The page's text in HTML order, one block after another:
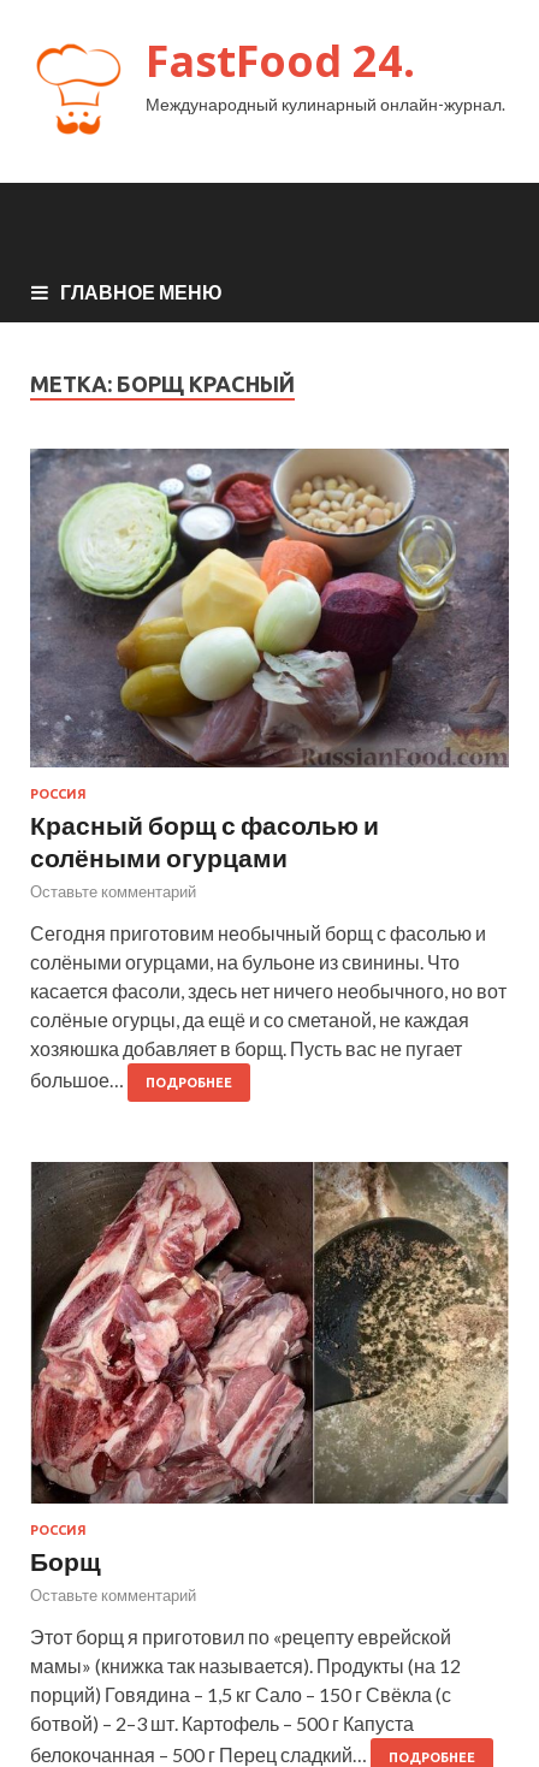
FastFood 24.
Международный кулинарный онлайн-журнал.
ГЛАВНОЕ МЕНЮ
МЕТКА: БОРЩ КРАСНЫЙ
РОССИЯ
Красный борщ с фасолью и
солёными огурцами
Оставьте комментарий
Сегодня приготовим необычный борщ с фасолью и
солёными огурцами, на бульоне из свинины. Что
касается фасоли, здесь нет ничего необычного, но вот
солёные огурцы, да ещё и со сметаной, не каждая
хозяюшка добавляет в борщ. Пусть вас не пугает
большое…
ПОДРОБНЕЕ
РОССИЯ
Борщ
Оставьте комментарий
Этот борщ я приготовил по «рецепту еврейской
мамы» (книжка так называется). Продукты (на 12
порций) Говядина – 1,5 кг Сало – 150 г Свёкла (с
ботвой) – 2–3 шт. Картофель – 500 г Капуста
белокочанная – 500 г Перец сладкий…
ПОДРОБНЕЕ